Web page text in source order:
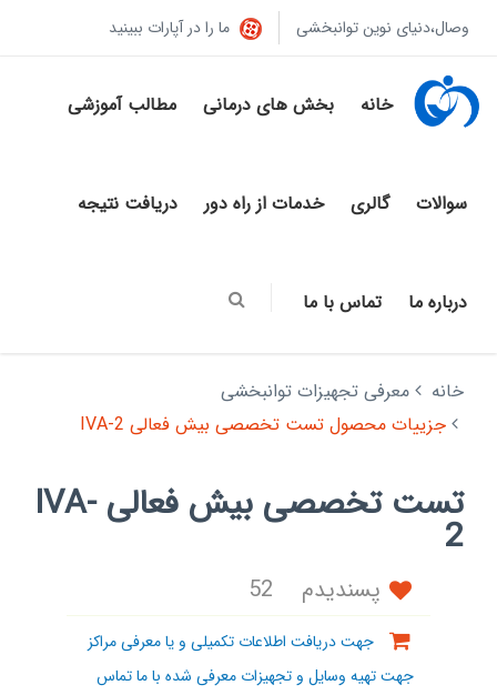
وصال،دنیای نوین توانبخشی ما را در آپارات ببینید
خانه بخش های درمانی مطالب آموزشی
سوالات گالری خدمات از راه دور دریافت نتیجه
درباره ما تماس با ما
خانه
معرفی تجهیزات توانبخشی
جزییات محصول تست تخصصی بیش فعالی IVA-2
تست تخصصی بیش فعالی IVA-
2
پسندیدم 52
جهت دریافت اطلاعات تکمیلی و یا معرفی مراکز
جهت تهیه وسایل و تجهیزات معرفی شده با ما تماس